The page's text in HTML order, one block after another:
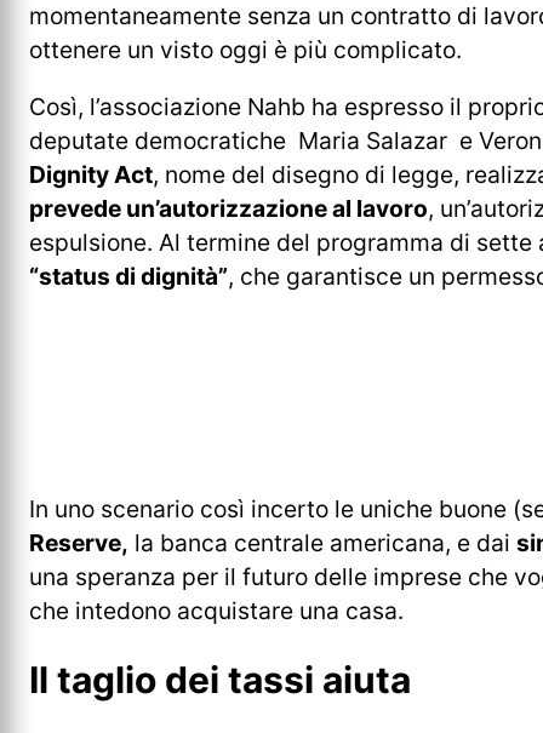
momentaneamente senza un contratto di
ottenere un visto oggi è più complicato.
Così, l’associazione Nahb ha espresso il
deputate democratiche Maria Salazar e
Dignity Act, nome del disegno di legge,
prevede un’autorizzazione al lavoro,
espulsione. Al termine del programma di
“status di dignità”, che garantisce un
In uno scenario così incerto le uniche buone
Reserve, la banca centrale americana, e dai
una speranza per il futuro delle imprese che
che intedono acquistare una casa.
Il taglio dei tassi aiuta